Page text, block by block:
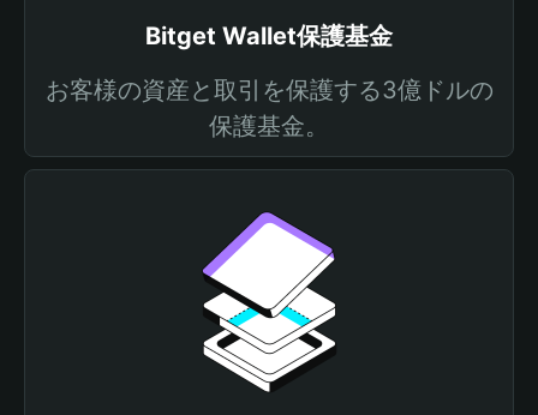
Bitget Wallet保護基金
お客様の資産と取引を保護する3億ドルの
保護基金。